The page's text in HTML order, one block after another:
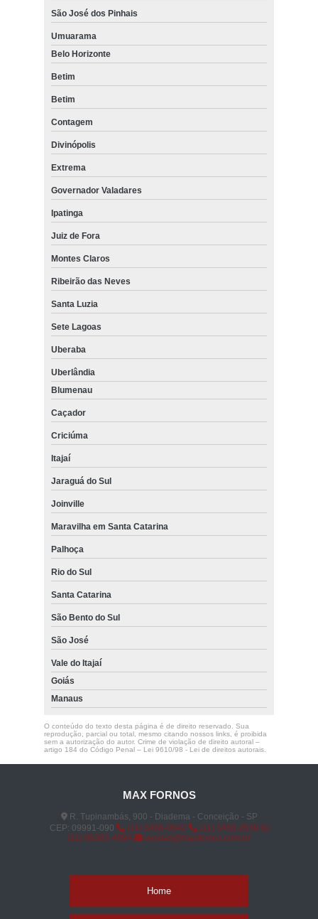
São José dos Pinhais
Umuarama
Belo Horizonte
Betim
Betim
Contagem
Divinópolis
Extrema
Governador Valadares
Ipatinga
Juiz de Fora
Montes Claros
Ribeirão das Neves
Santa Luzia
Sete Lagoas
Uberaba
Uberlândia
Blumenau
Caçador
Criciúma
Itajaí
Jaraguá do Sul
Joinville
Maravilha em Santa Catarina
Palhoça
Rio do Sul
Santa Catarina
São Bento do Sul
São José
Vale do Itajaí
Goiás
Manaus
O conteúdo do texto desta página é de direito reservado. Sua
reprodução, parcial ou total, mesmo citando nossos links, é proibida
sem a autorização do autor. Crime de violação de direito autoral –
artigo 184 do Código Penal – Lei 9610/98 - Lei de direitos autorais.
MAX FORNOS
R. Tupinambás, 900 - Diadema - Conceição - SP
CEP: 09991-090
(11) 3458-0542
(11) 3458-0539
(11) 95383-4994
vendas@maxfornos.com.br
Home